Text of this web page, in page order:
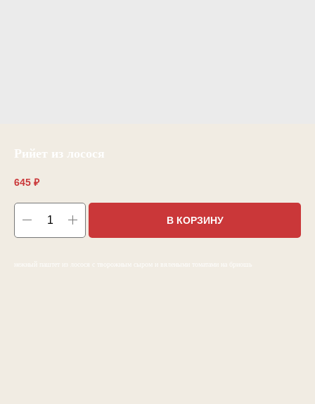
Рийет из лосося
645 ₽
В КОРЗИНУ
нежный паштет из лосося с творожным сыром и вялеными томатами на бриошь